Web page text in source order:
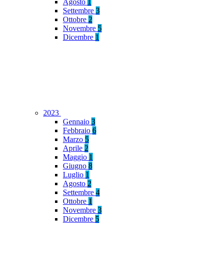
Agosto 1
Settembre 3
Ottobre 2
Novembre 5
Dicembre 1
2023
Gennaio 3
Febbraio 6
Marzo 5
Aprile 2
Maggio 1
Giugno 8
Luglio 1
Agosto 2
Settembre 4
Ottobre 1
Novembre 3
Dicembre 5